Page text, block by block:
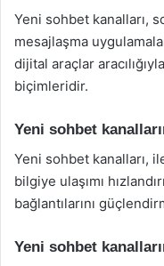
Yeni sohbet kanalları,
mesajlaşma
dijital araçlar
biçimleridir.
Yeni sohbet
Yeni sohbet kanalları,
bilgiye ulaşımı
bağlantılarını
Yeni sohbet